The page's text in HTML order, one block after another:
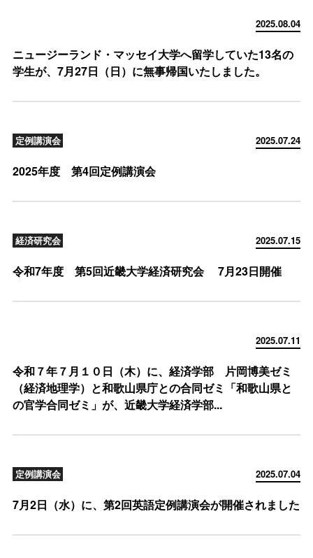
2025.08.04
ニュージーランド・マッセイ大学へ留学していた13名の
学生が、7月27日（日）に無事帰国いたしました。
2025.07.24
定例講演会
2025年度 第4回定例講演会
2025.07.15
経済研究会
令和7年度 第5回近畿大学経済研究会 7月23日開催
2025.07.11
令和７年７月１０日（木）に、経済学部 片岡博美ゼミ
（経済地理学）と和歌山県庁との合同ゼミ「和歌山県と
の官学合同ゼミ」が、近畿大学経済学部...
2025.07.04
定例講演会
7月2日（水）に、第2回英語定例講演会が開催されました